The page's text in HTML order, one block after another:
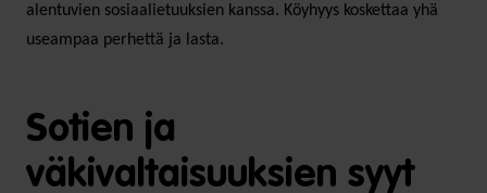
alentuvien sosiaalietuuksien kanssa. Köyhyys koskettaa yhä
useampaa perhettä ja lasta.
Sotien ja
väkivaltaisuuksien syyt